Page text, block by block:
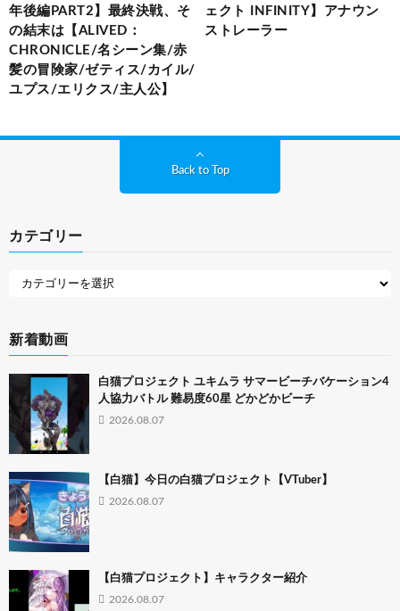
年後編PART2】最終決戦、そ
の結末は【ALIVED：
CHRONICLE/名シーン集/赤
髪の冒険家/ゼティス/カイル/
ユプス/エリクス/主人公】
ェクト INFINITY】アナウン
ストレーラー
Back to Top
カテゴリー
新着動画
白猫プロジェクト ユキムラ サマービーチバケーション4
人協力バトル 難易度60星 どかどかビーチ
2026.08.07
【白猫】今日の白猫プロジェクト【VTuber】
2026.08.07
【白猫プロジェクト】キャラクター紹介
2026.08.07